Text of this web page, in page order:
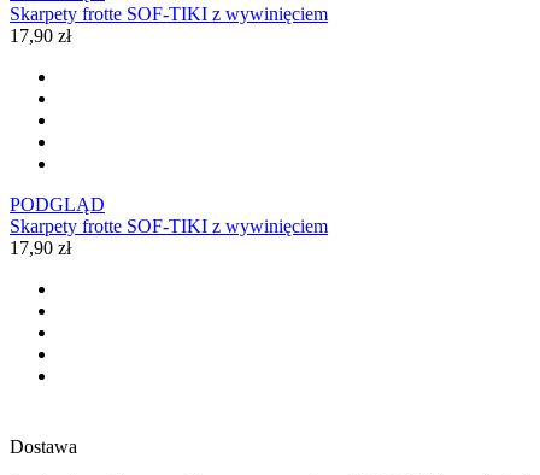
Skarpety frotte SOF-TIKI z wywinięciem
17,90 zł
PODGLĄD
Skarpety frotte SOF-TIKI z wywinięciem
17,90 zł
Dostawa